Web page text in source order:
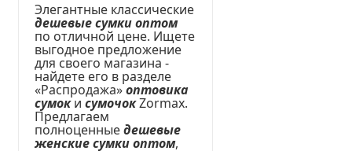
Элегантные классические
дешевые сумки оптом
по отличной цене. Ищете
выгодное предложение
для своего магазина -
найдете его в разделе
«Распродажа»оптовика
сумокисумочокZormax.
Предлагаем
полноценныедешевые
женские сумки оптом,